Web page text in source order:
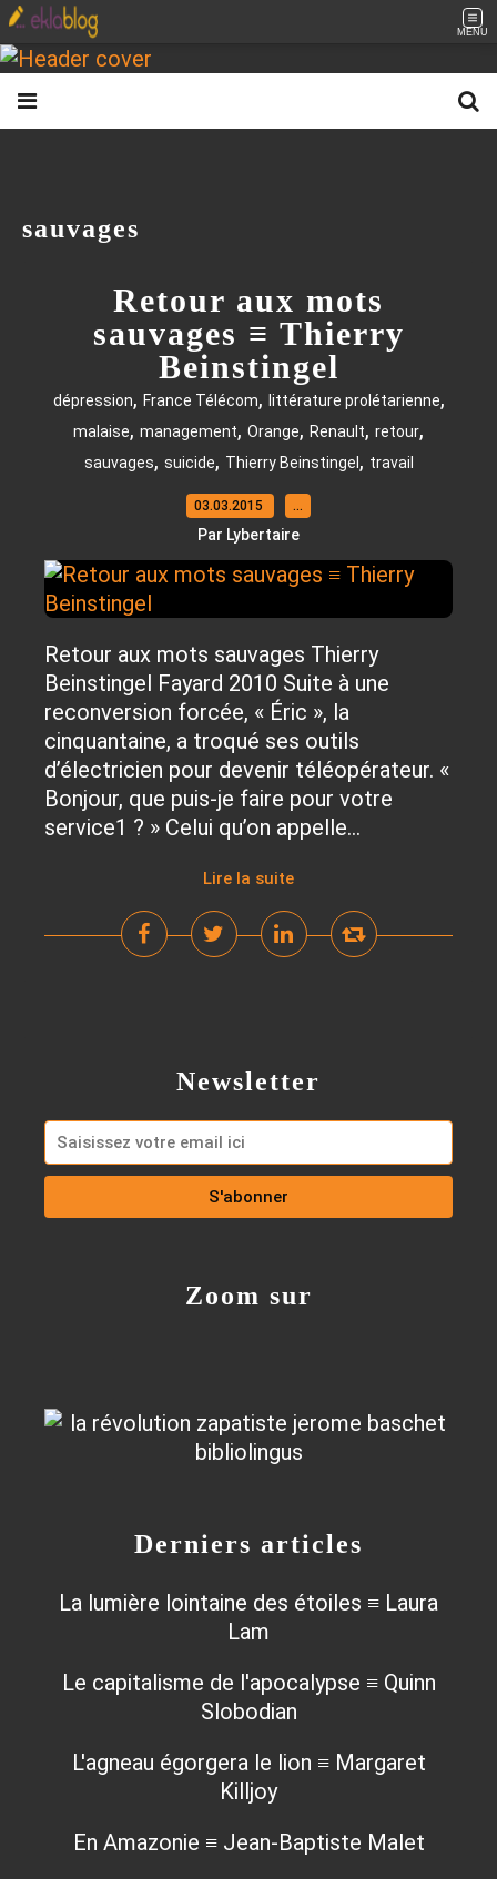
MENU
sauvages
Retour aux mots
sauvages ≡ Thierry
Beinstingel
dépression, France Télécom, littérature prolétarienne,
malaise, management, Orange, Renault, retour,
sauvages, suicide, Thierry Beinstingel , travail
03.03.2015 …
Par Lybertaire
Retour aux mots sauvages Thierry
Beinstingel Fayard 2010 Suite à une
reconversion forcée, « Éric », la
cinquantaine, a troqué ses outils
d’électricien pour devenir téléopérateur. «
Bonjour, que puis-je faire pour votre
service1 ? » Celui qu’on appelle...
Lire la suite
Newsletter
Derniers articles
La lumière lointaine des étoiles ≡ Laura
Lam
Le capitalisme de l'apocalypse ≡ Quinn
Slobodian
L'agneau égorgera le lion ≡ Margaret
Killjoy
En Amazonie ≡ Jean-Baptiste Malet
Zoom sur